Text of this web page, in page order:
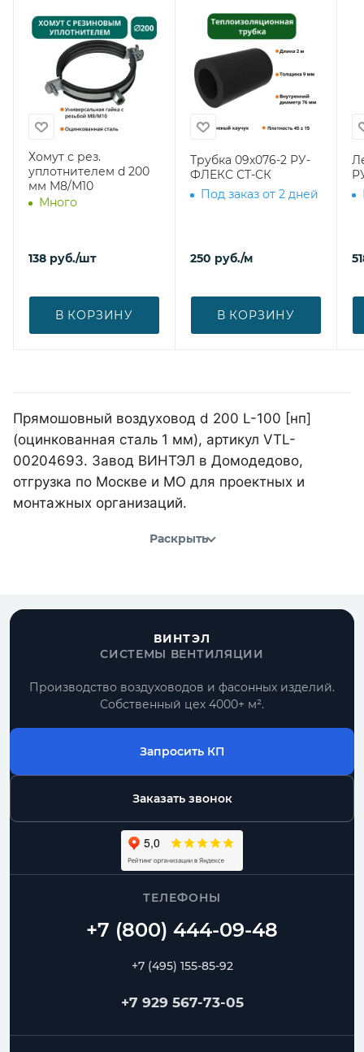
Хомут с рез.
уплотнителем d 200
мм М8/М10
Много
138 руб./шт
В КОРЗИНУ
Трубка 09х076-2 РУ-
ФЛЕКС СТ-СК
Под заказ от 2 дней
250 руб./м
В КОРЗИНУ
Прямошовный воздуховод d 200 L-100 [нп]
(оцинкованная сталь 1 мм), артикул VTL-
00204693. Завод ВИНТЭЛ в Домодедово,
отгрузка по Москве и МО для проектных и
монтажных организаций.
Раскрыть
ВИНТЭЛ
СИСТЕМЫ ВЕНТИЛЯЦИИ
Производство воздуховодов и фасонных изделий.
Собственный цех 4000+ м².
Запросить КП
Заказать звонок
ТЕЛЕФОНЫ
+7 (495) 155-85-92
+7 929 567-73-05